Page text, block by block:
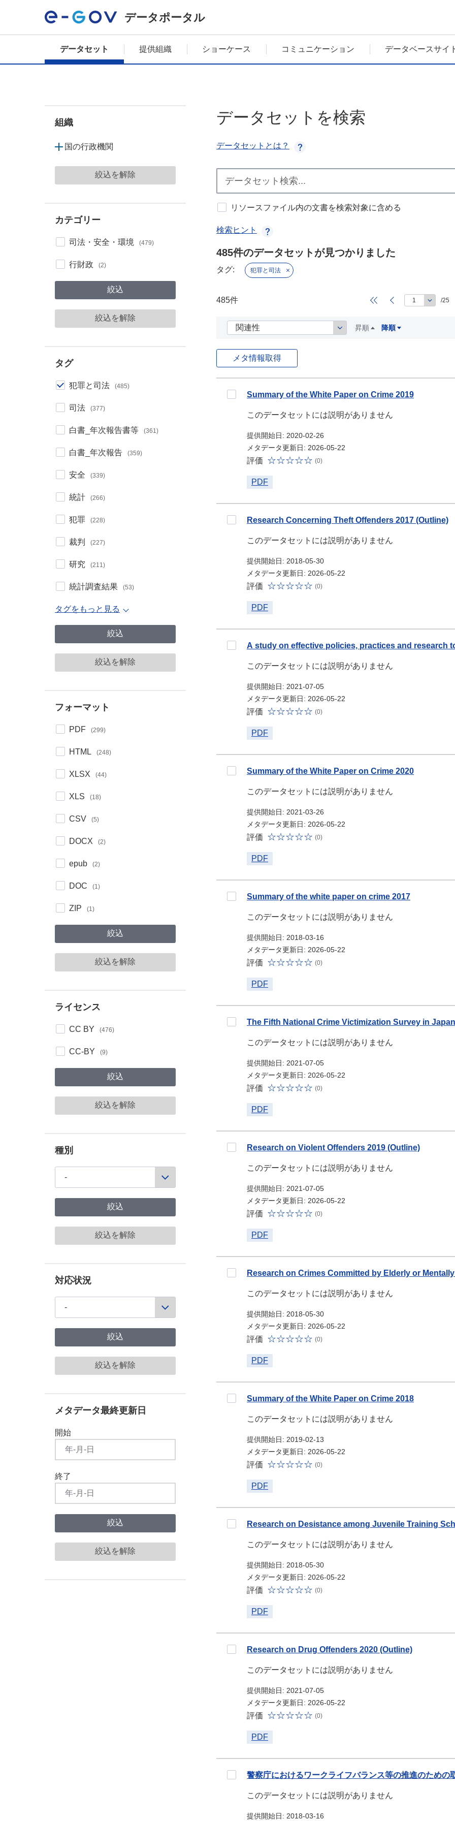
データポータル
データセット 提供組織 ショーケース コミュニケーション データベースサイ
組織
国の行政機関
絞込を解除
カテゴリー
カテゴリー
司法・安全・環境 (479)
行財政 (2)
絞込
絞込を解除
タグ
タグ犯罪と司法 (485)
司法 (377)
白書_年次報告書等 (361)
白書_年次報告 (359)
安全 (339)
統計 (266)
犯罪 (228)
裁判 (227)
研究 (211)
統計調査結果 (53)
タグをもっと見る
絞込
絞込を解除
フォーマット
フォーマット
PDF (299)
HTML (248)
XLSX (44)
XLS (18)
CSV (5)
DOCX (2)
epub (2)
DOC (1)
ZIP (1)
絞込
絞込を解除
ライセンス
ライセンス
CC BY (476)
CC-BY (9)
絞込
絞込を解除
種別
絞込
絞込を解除
対応状況
絞込
絞込を解除
メタデータ最終更新日
開始
終了
絞込
絞込を解除
データセットを検索
データセットとは？
リソースファイル内の文書を検索対象に含める
検索ヒント
485件のデータセットが見つかりました
タグ: 犯罪と司法
485件 /25
昇順 降順
メタ情報取得
Summary of the White Paper on Crime 2019
このデータセットには説明がありません
提供開始日: 2020-02-26
メタデータ更新日: 2026-05-22
評価 (0)
PDF
Research Concerning Theft Offenders 2017 (Outline)
このデータセットには説明がありません
提供開始日: 2018-05-30
メタデータ更新日: 2026-05-22
評価 (0)
PDF
A study on effective policies, practices and research
このデータセットには説明がありません
提供開始日: 2021-07-05
メタデータ更新日: 2026-05-22
評価 (0)
PDF
Summary of the White Paper on Crime 2020
このデータセットには説明がありません
提供開始日: 2021-03-26
メタデータ更新日: 2026-05-22
評価 (0)
PDF
Summary of the white paper on crime 2017
このデータセットには説明がありません
提供開始日: 2018-03-16
メタデータ更新日: 2026-05-22
評価 (0)
PDF
The Fifth National Crime Victimization Survey in
このデータセットには説明がありません
提供開始日: 2021-07-05
メタデータ更新日: 2026-05-22
評価 (0)
PDF
Research on Violent Offenders 2019 (Outline)
このデータセットには説明がありません
提供開始日: 2021-07-05
メタデータ更新日: 2026-05-22
評価 (0)
PDF
Research on Crimes Committed by Elderly or
このデータセットには説明がありません
提供開始日: 2018-05-30
メタデータ更新日: 2026-05-22
評価 (0)
PDF
Summary of the White Paper on Crime 2018
このデータセットには説明がありません
提供開始日: 2019-02-13
メタデータ更新日: 2026-05-22
評価 (0)
PDF
Research on Desistance among Juvenile Training
このデータセットには説明がありません
提供開始日: 2018-05-30
メタデータ更新日: 2026-05-22
評価 (0)
PDF
Research on Drug Offenders 2020 (Outline)
このデータセットには説明がありません
提供開始日: 2021-07-05
メタデータ更新日: 2026-05-22
評価 (0)
PDF
警察庁におけるワークライフバランス等の推進のための
このデータセットには説明がありません
提供開始日: 2018-03-16